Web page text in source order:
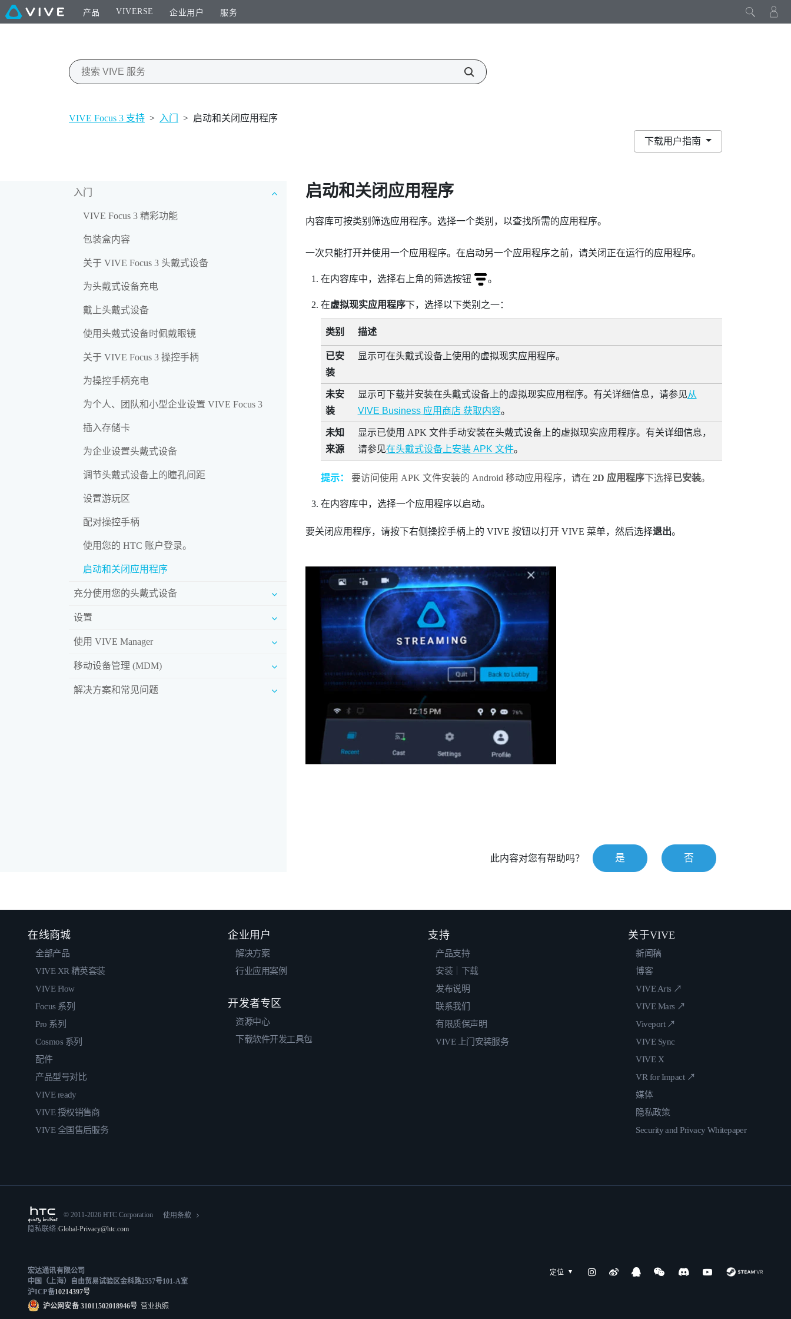
产品 VIVERSE 企业用户 服务
VIVE Focus 3 支持 > 入门 > 启动和关闭应用程序
下载用户指南
入门
VIVE Focus 3 精彩功能
包装盒内容
关于 VIVE Focus 3 头戴式设备
为头戴式设备充电
戴上头戴式设备
使用头戴式设备时佩戴眼镜
关于 VIVE Focus 3 操控手柄
为操控手柄充电
为个人、团队和小型企业设置 VIVE Focus 3
插入存储卡
为企业设置头戴式设备
调节头戴式设备上的瞳孔间距
设置游玩区
配对操控手柄
使用您的 HTC 账户登录。
启动和关闭应用程序
充分使用您的头戴式设备
设置
使用 VIVE Manager
移动设备管理 (MDM)
解决方案和常见问题
启动和关闭应用程序
内容库可按类别筛选应用程序。选择一个类别，以查找所需的应用程序。
一次只能打开并使用一个应用程序。在启动另一个应用程序之前，请关闭正在运行的应用程序。
在内容库中，选择右上角的筛选按钮 。
在虚拟现实应用程序下，选择以下类别之一：
类别 描述
已安
装
显示可在头戴式设备上使用的虚拟现实应用程序。
未安
装
显示可下载并安装在头戴式设备上的虚拟现实应用程序。有关详细信息，请参见从
VIVE Business 应用商店 获取内容。
未知
来源
显示已使用 APK 文件手动安装在头戴式设备上的虚拟现实应用程序。有关详细信息，
请参见在头戴式设备上安装 APK 文件。
提示： 要访问使用 APK 文件安装的 Android 移动应用程序，请在 2D 应用程序下选择已安装。
在内容库中，选择一个应用程序以启动。
要关闭应用程序，请按下右侧操控手柄上的 VIVE 按钮以打开 VIVE 菜单，然后选择退出。
此内容对您有帮助吗？ 是 否
在线商城
全部产品
VIVE XR 精英套装
VIVE Flow
Focus 系列
Pro 系列
Cosmos 系列
配件
产品型号对比
VIVE ready
VIVE 授权销售商
VIVE 全国售后服务
企业用户
解决方案
行业应用案例
开发者专区
资源中心
下载软件开发工具包
支持
产品支持
安装｜下载
发布说明
联系我们
有限质保声明
VIVE 上门安装服务
关于VIVE
新闻稿
博客
VIVE Arts ↗
VIVE Mars ↗
Viveport ↗
VIVE Sync
VIVE X
VR for Impact ↗
媒体
隐私政策
Security and Privacy Whitepaper
定位
© 2011-2026 HTC Corporation
使用条款
隐私联络:Global-Privacy@htc.com
宏达通讯有限公司
中国（上海）自由贸易试验区金科路2557号101-A室
沪ICP备10214397号
沪公网安备 31011502018946号 营业执照